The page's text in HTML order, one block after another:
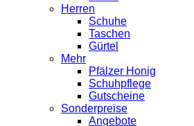
Herren
Schuhe
Taschen
Gürtel
Mehr
Pfälzer Honig
Schuhpflege
Gutscheine
Sonderpreise
Angebote